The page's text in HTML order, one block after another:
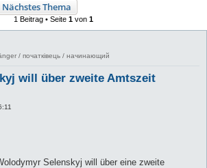
Nächstes Thema
1 Beitrag • Seite 1 von 1
/ початківець / начинающий
will über zweite Amtszeit
Selenskyj will über eine zweite